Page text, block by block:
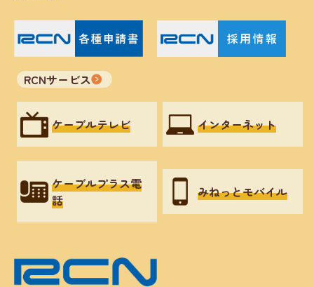
RCNサービス
ケーブルテレビ インターネット
ケーブルプラス電
話
みねっとモバイル